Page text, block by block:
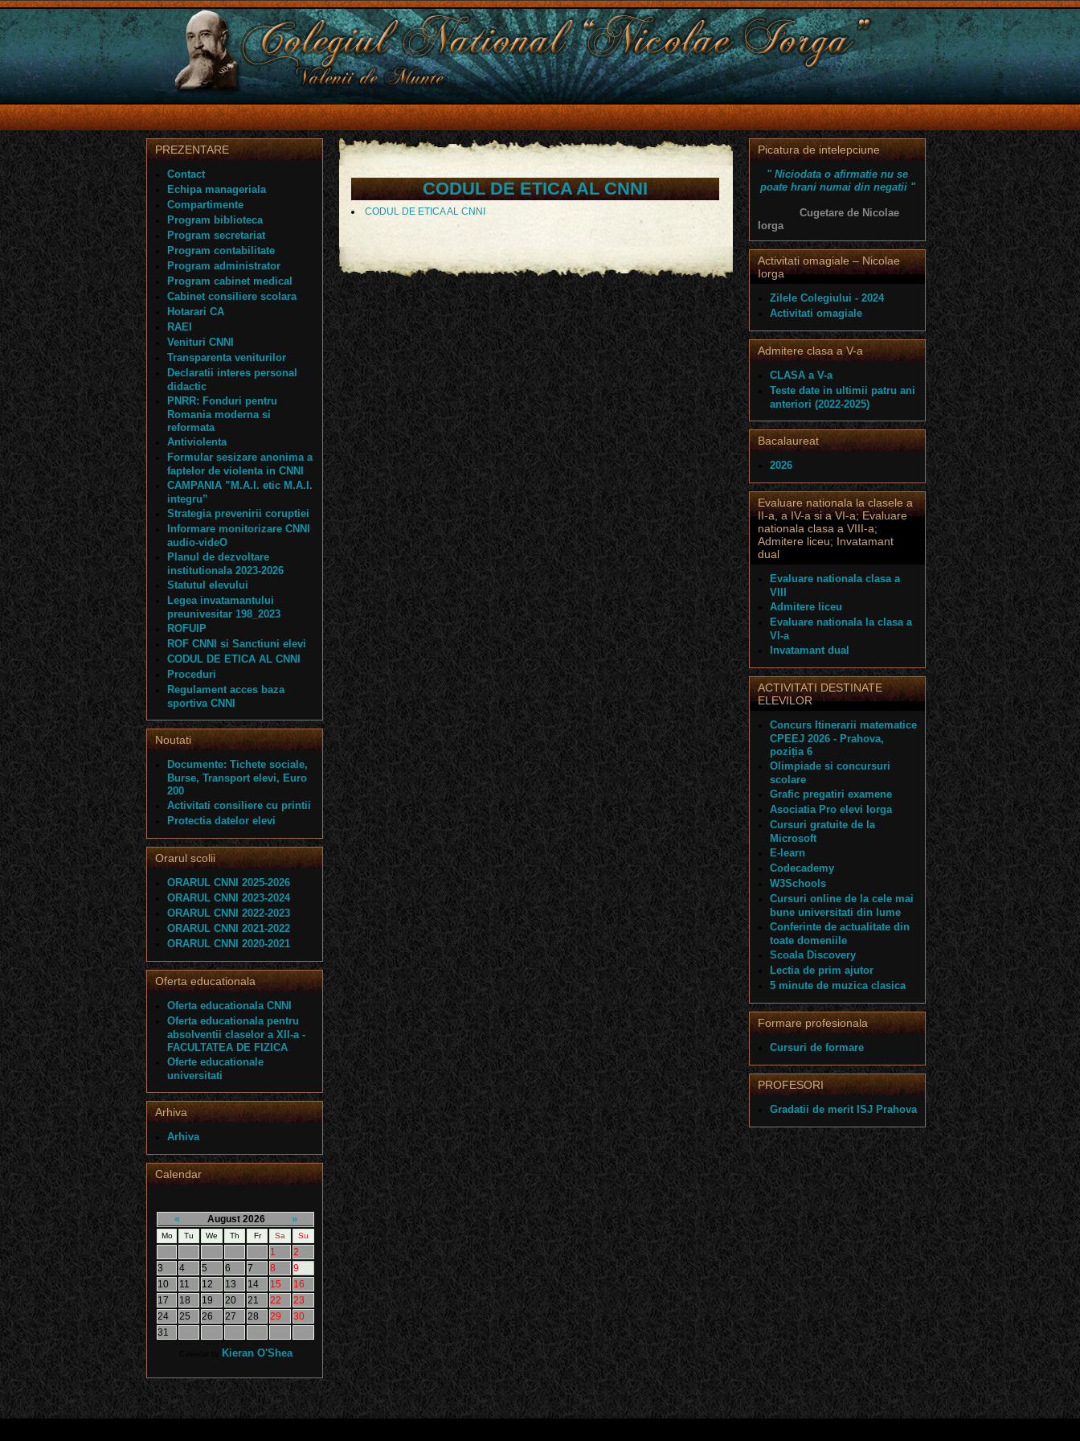
CODUL DE ETICA AL CNNI
CODUL DE ETICA AL CNNI
PREZENTARE
Contact
Echipa manageriala
Compartimente
Program biblioteca
Program secretariat
Program contabilitate
Program administrator
Program cabinet medical
Cabinet consiliere scolara
Hotarari CA
RAEI
Venituri CNNI
Transparenta veniturilor
Declaratii interes personal
didactic
PNRR: Fonduri pentru
Romania moderna si
reformata
Antiviolenta
Formular sesizare anonima a
faptelor de violenta in CNNI
CAMPANIA ”M.A.I. etic M.A.I.
integru”
Strategia prevenirii coruptiei
Informare monitorizare CNNI
audio-videO
Planul de dezvoltare
institutionala 2023-2026
Statutul elevului
Legea invatamantului
preunivesitar 198_2023
ROFUIP
ROF CNNI si Sanctiuni elevi
CODUL DE ETICA AL CNNI
Proceduri
Regulament acces baza
sportiva CNNI
Noutati
Documente: Tichete sociale,
Burse, Transport elevi, Euro
200
Activitati consiliere cu printii
Protectia datelor elevi
Orarul scolii
ORARUL CNNI 2025-2026
ORARUL CNNI 2023-2024
ORARUL CNNI 2022-2023
ORARUL CNNI 2021-2022
ORARUL CNNI 2020-2021
Oferta educationala
Oferta educationala CNNI
Oferta educationala pentru
absolventii claselor a XII-a -
FACULTATEA DE FIZICA
Oferte educationale
universitati
Arhiva
Arhiva
Calendar
« August 2026 »
Mo Tu We Th Fr Sa Su
1
2
3
4 5 6 7 8
9
10
11 12 13 14 15
16
17
18 19 20 21 22
23
24
25 26 27 28 29
30
31
Kieran O'Shea
Picatura de intelepciune
" Niciodata o afirmatie nu se
poate hrani numai din negatii "
Cugetare de Nicolae
Iorga
Activitati omagiale – Nicolae
Iorga
Zilele Colegiului - 2024
Activitati omagiale
Admitere clasa a V-a
CLASA a V-a
Teste date in ultimii patru ani
anteriori (2022-2025)
Bacalaureat
2026
Evaluare nationala la clasele a
II-a, a IV-a si a VI-a; Evaluare
nationala clasa a VIII-a;
Admitere liceu; Invatamant
dual
Evaluare nationala clasa a
VIII
Admitere liceu
Evaluare nationala la clasa a
VI-a
Invatamant dual
ACTIVITATI DESTINATE
ELEVILOR
Concurs Itinerarii matematice
CPEEJ 2026 - Prahova,
poziția 6
Olimpiade si concursuri
scolare
Grafic pregatiri examene
Asociatia Pro elevi Iorga
Cursuri gratuite de la
Microsoft
E-learn
Codecademy
W3Schools
Cursuri online de la cele mai
bune universitati din lume
Conferinte de actualitate din
toate domeniile
Scoala Discovery
Lectia de prim ajutor
5 minute de muzica clasica
Formare profesionala
Cursuri de formare
PROFESORI
Gradatii de merit ISJ Prahova